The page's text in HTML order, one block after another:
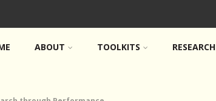
ABOUT TOOLKITS RESEARCH